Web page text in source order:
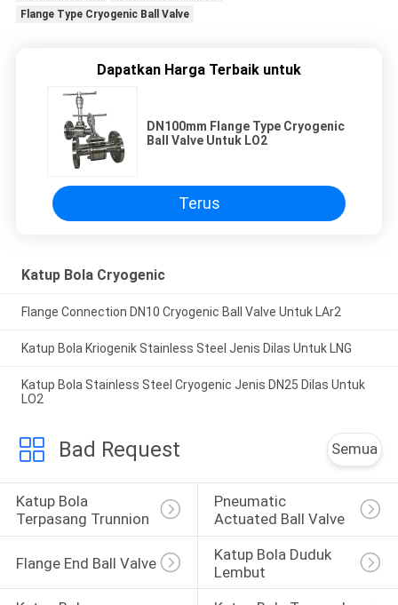
Flange Type Cryogenic Ball Valve
Dapatkan Harga Terbaik untuk
DN100mm Flange Type Cryogenic
Ball Valve Untuk LO2
Terus
Katup Bola Cryogenic
Flange Connection DN10 Cryogenic Ball Valve Untuk LAr2
Katup Bola Kriogenik Stainless Steel Jenis Dilas Untuk LNG
Katup Bola Stainless Steel Cryogenic Jenis DN25 Dilas Untuk
LO2
Bad Request Semua
Katup Bola
Terpasang Trunnion
Pneumatic
Actuated Ball Valve
Flange End Ball Valve
Katup Bola Duduk
Lembut